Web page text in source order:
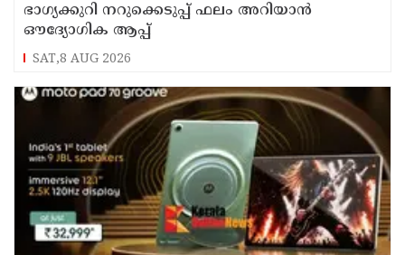
ഭാഗ്യക്കുറി നറുക്കെടുപ്പ് ഫലം അറിയാൻ
ഔദ്യോഗിക ആപ്പ്
SAT,8 AUG 2026